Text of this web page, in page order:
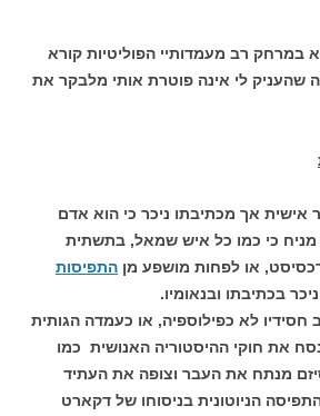
רב מעמדותיי הפוליטיות קורא
שהעניק לי אינה פוטרת אותי מלבקר את
אישית אך מכתיבתו ניכר כי הוא אדם
מניח כי כמו כל איש שמאל, בתשתית
או לפחות מושפע מן התפיסות
בכתיבתו ובנאומיו.
לא כפילוספיה, או כעמדה הגותית
את חוקי ההיסטוריה האנושית כמו
מנתח את העבר וצופה את העתיד
הניוטונית בניסוחו של דקארט